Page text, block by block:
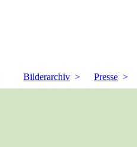
Bilderarchiv Presse